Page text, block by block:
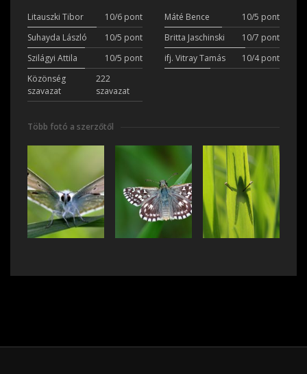
Litauszki Tibor 10/6 pont Máté Bence
10/5 pont
Suhayda László
10/5 pont Britta Jaschinski
10/7 pont
Szilágyi Attila
10/5 pont ifj. Vitray Tamás
10/4 pont
Közönség
szavazat
222
szavazat
Több fotó a szerzőtől